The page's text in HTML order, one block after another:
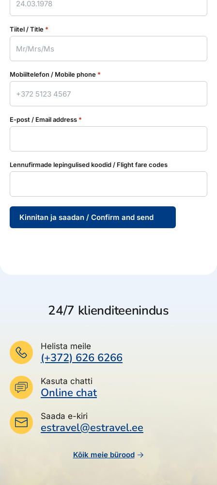
Tiitel / Title *
Mobiiltelefon / Mobile phone *
E-post / Email address *
Lennufirmade lepingulised koodid / Flight fare codes
Kinnitan ja saadan / Confirm and send
24/7 klienditeenindus
Helista meile
(+372) 626 6266
Kasuta chatti
Online chat
Saada e-kiri
estravel@estravel.ee
Kõik meie bürood